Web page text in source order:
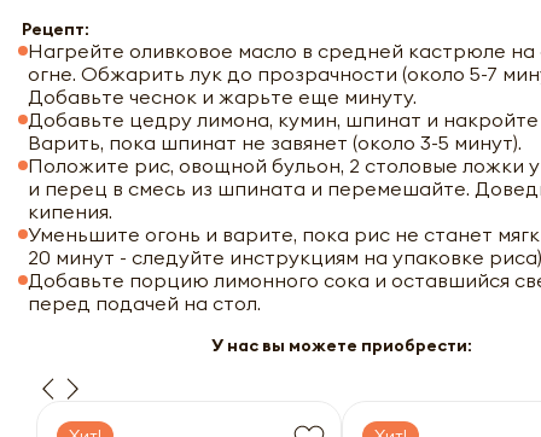
Рецепт:
Нагрейте оливковое масло в средней кастрюле
огне. Обжарить лук до прозрачности (около 5-7
Добавьте чеснок и жарьте еще минуту.
Добавьте цедру лимона, кумин, шпинат и
Варить, пока шпинат не завянет (около 3-5 минут).
Положите рис, овощной бульон, 2 столовые ложки
и перец в смесь из шпината и перемешайте.
кипения.
Уменьшите огонь и варите, пока рис не станет
20 минут - следуйте инструкциям на упаковке
Добавьте порцию лимонного сока и оставшийся
перед подачей на стол.
У нас вы можете приобрести: